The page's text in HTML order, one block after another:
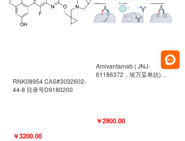
RNK08954 CAS#3032602-
44-8 目录号D9180200
￥3200.00
Amivantamab ( JNJ-
61186372，埃万妥单抗)
￥2900.00